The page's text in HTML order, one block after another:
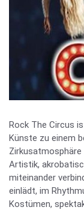
Rock The Circus
Künste zu einem
Zirkusatmosphäre
Artistik,
miteinander
einlädt, im
Kostümen,